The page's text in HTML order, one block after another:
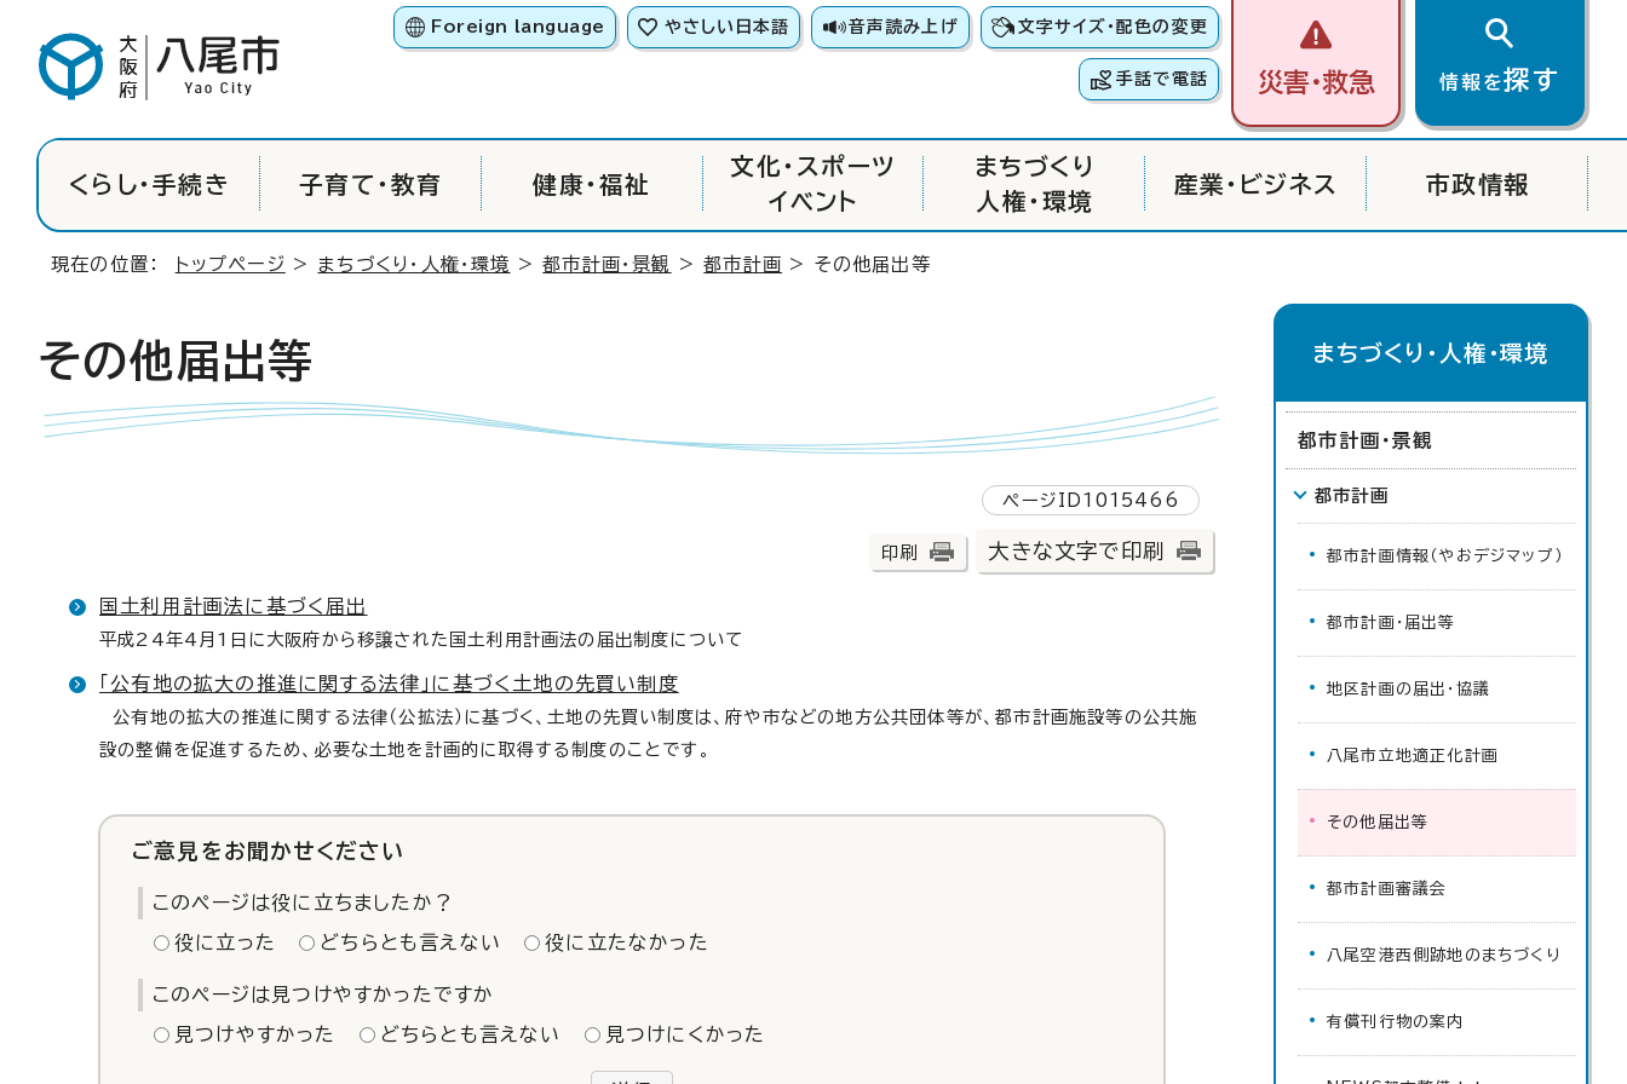
Foreign language やさしい日本語 音声読み上げ 文字サイズ・配色の変更
手話で電話 災害・救急 情報を探す
くらし・手続き 子育て・教育 健康・福祉
文化・スポーツ
イベント
まちづくり
人権・環境
産業・ビジネス 市政情報
現在の位置： トップページ > まちづくり・人権・環境 >都市計画・景観 >都市計画 > その他届出等
その他届出等
ページID1015466
印刷 大きな文字で印刷
国土利用計画法に基づく届出
平成24年4月1日に大阪府から移譲された国土利用計画法の届出制度について
「公有地の拡大の推進に関する法律」に基づく土地の先買い制度
公有地の拡大の推進に関する法律（公拡法）に基づく、土地の先買い制度は、府や市などの地方公共団体等が、都市計画施設等の公共施
設の整備を促進するため、必要な土地を計画的に取得する制度のことです。
ご意見をお聞かせください
このページは役に立ちましたか？
役に立った どちらとも言えない 役に立たなかった
このページは見つけやすかったですか
見つけやすかった どちらとも言えない 見つけにくかった
まちづくり・人権・環境
都市計画・景観
都市計画
都市計画情報（やおデジマップ）
都市計画・届出等
地区計画の届出・協議
八尾市立地適正化計画
その他届出等
都市計画審議会
八尾空港西側跡地のまちづくり
有償刊行物の案内